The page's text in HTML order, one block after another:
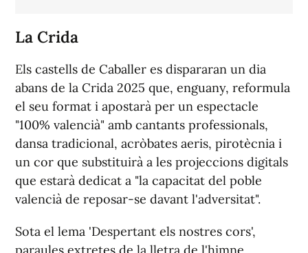
La Crida
Els castells de Caballer es dispararan un dia
abans de la Crida 2025 que, enguany, reformula
el seu format i apostarà per un espectacle
"100% valencià" amb cantants professionals,
dansa tradicional, acròbates aeris, pirotècnia i
un cor que substituirà a les projeccions digitals
que estarà dedicat a "la capacitat del poble
valencià de reposar-se davant l'adversitat".
Sota el lema 'Despertant els nostres cors',